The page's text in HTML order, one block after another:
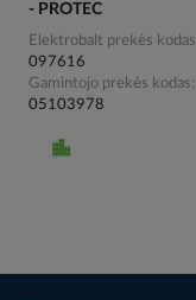
- PROTEC
Elektrobalt prekės kodas
097616
Gamintojo prekės kodas
05103978